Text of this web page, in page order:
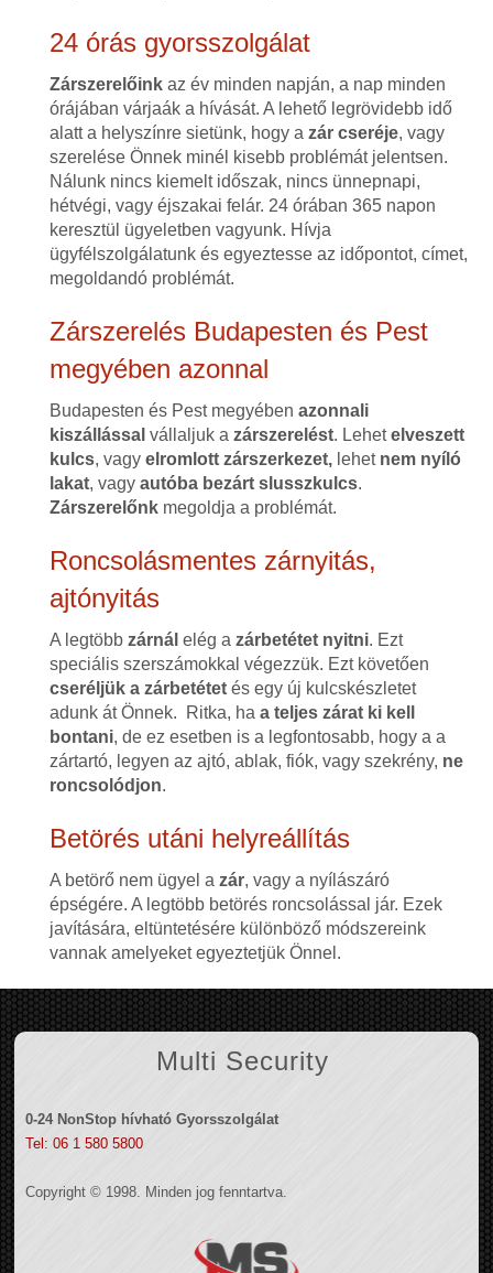
24 órás gyorsszolgálat
Zárszerelőinkaz év minden napján, a nap minden
órájában várjaák a hívását. A lehető legrövidebb idő
alatt a helyszínre sietünk, hogy a zár cseréje, vagy
szerelése Önnek minél kisebb problémát jelentsen.
Nálunk nincs kiemelt időszak, nincs ünnepnapi,
hétvégi, vagy éjszakai felár. 24 órában 365 napon
keresztül ügyeletben vagyunk. Hívja
ügyfélszolgálatunk és egyeztesse az időpontot, címet,
megoldandó problémát.
Zárszerelés Budapesten és Pest
megyében azonnal
Budapesten és Pest megyében azonnali
kiszállással vállaljuk a zárszerelést. Lehetelveszett
kulcs, vagyelromlott zárszerkezet,lehet nem nyíló
lakat, vagy autóba bezárt slusszkulcs.
Zárszerelőnkmegoldja a problémát.
Roncsolásmentes zárnyitás,
ajtónyitás
A legtöbb zárnál elég a zárbetétet nyitni. Ezt
speciális szerszámokkal végezzük. Ezt követően
cseréljük a zárbetétetés egy új kulcskészletet
adunk át Önnek. Ritka, ha a teljes zárat ki kell
bontani, de ez esetben is a legfontosabb, hogy a a
zártartó, legyen az ajtó, ablak, fiók, vagy szekrény, ne
roncsolódjon.
Betörés utáni helyreállítás
A betörő nem ügyel a zár, vagy a nyílászáró
épségére. A legtöbb betörés roncsolással jár. Ezek
javítására, eltüntetésére különböző módszereink
vannak amelyeket egyeztetjük Önnel.
Multi Security
0-24 NonStop hívható Gyorsszolgálat
Tel: 06 1 580 5800
Copyright © 1998. Minden jog fenntartva.